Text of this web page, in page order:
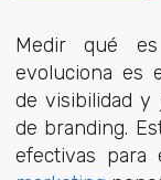
Medir qué
evoluciona es
de visibilidad y
de branding.
efectivas para